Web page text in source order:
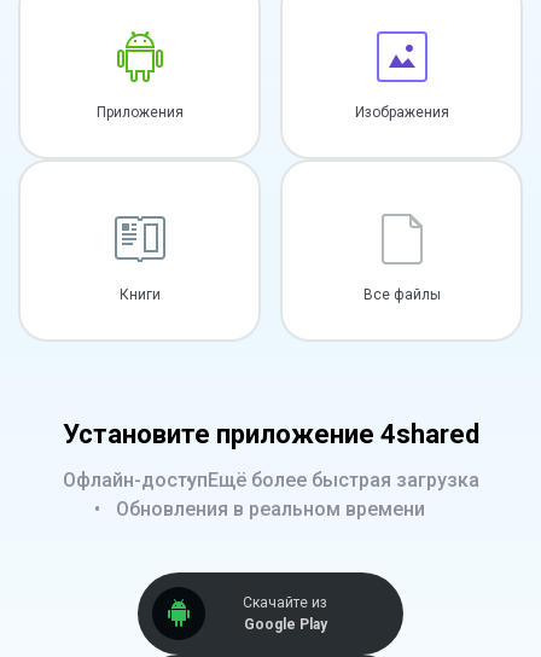
Приложения Изображения
Книги Все файлы
Установите приложение 4shared
Офлайн-доступЕщё более быстрая загрузка
Обновления в реальном времени
Скачайте из
Google Play